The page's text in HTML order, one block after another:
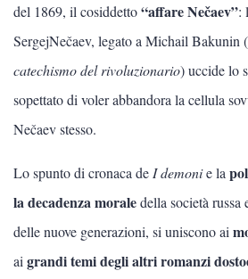
Psicologia e psicoanalisi
LETTERATURA
Vedi tutti
Letteratura contemporanea
Letteratura italiana
del 1869, il cosiddetto“affareNečaev”:
SergejNečaev, legato a Michail Bakunin
catechismo del rivoluzionario) uccide lo
sopettato di voler abbandora la cellula
Nečaev stesso.
Lo spunto di cronaca de I demonie la
la decadenza moraledella società
delle nuove generazioni, si uniscono ai
ai grandi temi degli altri romanzi